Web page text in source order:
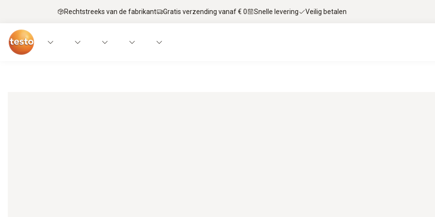
Rechtstreeks van de fabrikant Gratis verzending vanaf € 0 Snelle levering Veilig betalen